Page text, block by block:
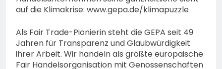
auf die Klimakrise: www.gepa.de/klimapuzzle
Als Fair Trade-Pionierin steht die GEPA seit 49
Jahren für Transparenz und Glaubwürdigkeit
ihrer Arbeit. Wir handeln als größte europäische
Fair Handelsorganisation mit Genossenschaften